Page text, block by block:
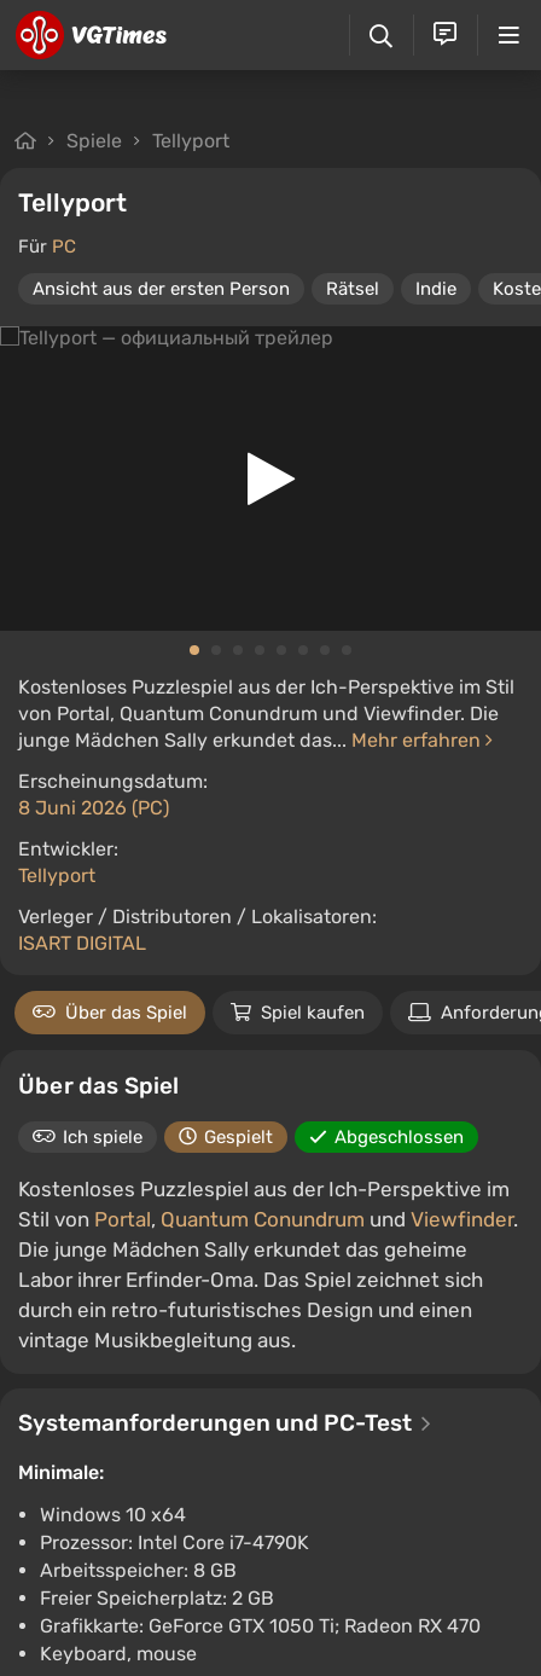
Spiele Tellyport
Tellyport
Für PC
Ansicht aus der ersten Person
Rätsel Indie
Kostenloses Puzzlespiel aus der Ich-Perspektive im Stil
von Portal, Quantum Conundrum und Viewfinder. Die
junge Mädchen Sally erkundet das... Mehr erfahren
Erscheinungsdatum:
8 Juni 2026 (PC)
Entwickler:
Tellyport
Verleger / Distributoren / Lokalisatoren:
ISART DIGITAL
Über das Spiel Spiel kaufen
Über das Spiel
Ich spiele Gespielt Abgeschlossen
Kostenloses Puzzlespiel aus der Ich-Perspektive im
Stil von Portal, Quantum Conundrum und Viewfinder.
Die junge Mädchen Sally erkundet das geheime
Labor ihrer Erfinder-Oma. Das Spiel zeichnet sich
durch ein retro-futuristisches Design und einen
vintage Musikbegleitung aus.
Systemanforderungen und PC-Test
Minimale:
Windows 10 x64
Prozessor: Intel Core i7-4790K
Arbeitsspeicher: 8 GB
Freier Speicherplatz: 2 GB
Grafikkarte: GeForce GTX 1050 Ti; Radeon RX 470
Keyboard, mouse